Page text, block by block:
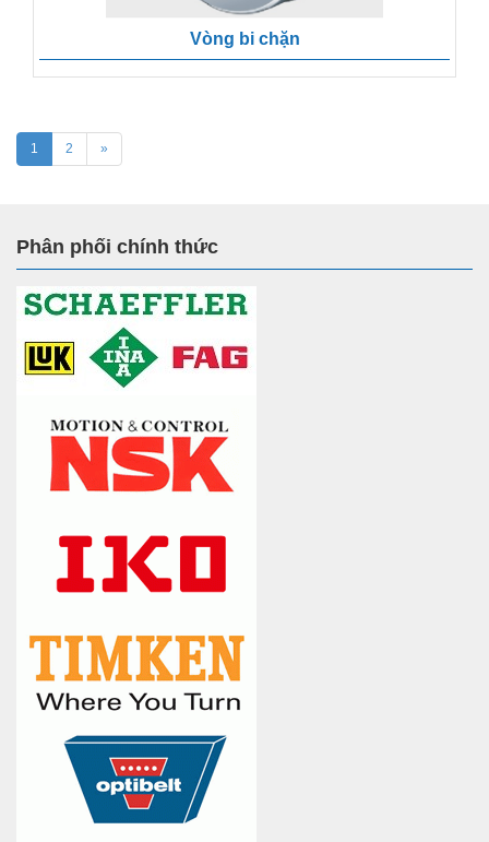
Vòng bi chặn
1 2 »
Phân phối chính thức